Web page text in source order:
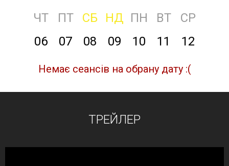
ЧТ ПТ СБ НД ПН ВТ
СР
06
07 08 09 10 11 12
Немає сеансів на обрану дату :(
ТРЕЙЛЕР